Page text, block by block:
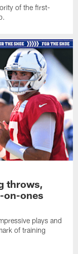
of the first-
throws,
on-ones
plays and
of training